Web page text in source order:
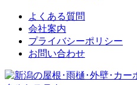
よくある質問
会社案内
プライバシーポリシー
お問い合わせ